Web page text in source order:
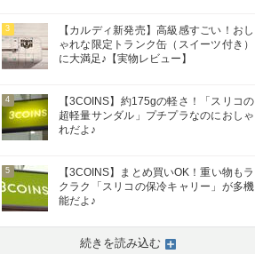
3
【カルディ新発売】高級感すごい！おし
ゃれな限定トランク缶（スイーツ付き）
に大満足♪【実物レビュー】
4
【3COINS】約175gの軽さ！「スリコの
超軽量サンダル」プチプラなのにおしゃ
れだよ♪
5
【3COINS】まとめ買いOK！重い物もラ
クラク「スリコの保冷キャリー」が多機
能だよ♪
続きを読み込む